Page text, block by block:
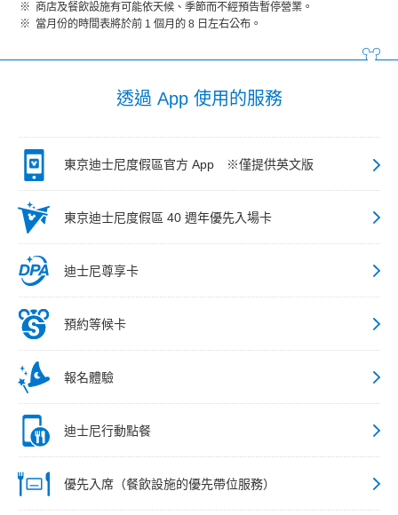
商店及餐飲設施有可能依天候、季節而不經預告暫停營業。
當月份的時間表將於前 1 個月的 8 日左右公布。
透過 App 使用的服務
東京迪士尼度假區官方 App ※僅提供英文版
東京迪士尼度假區 40 週年優先入場卡
迪士尼尊享卡
預約等候卡
報名體驗
迪士尼行動點餐
優先入席（餐飲設施的優先帶位服務）